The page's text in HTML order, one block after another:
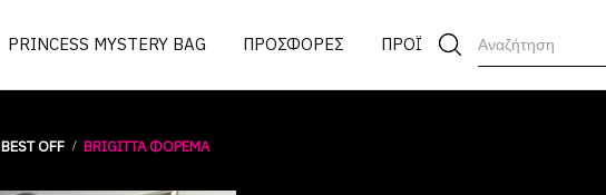
PRINCESS MYSTERY BAG ΠΡΟΣΦΟΡΕΣ ΠΡΟΪΟΝΤΑ
BEST OFF BRIGITTA ΦΟΡΕΜΑ